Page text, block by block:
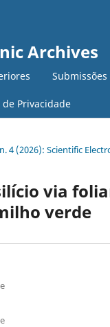
Archives
Submissões
de Privacidade
4 (2026): Scientific
via
verde